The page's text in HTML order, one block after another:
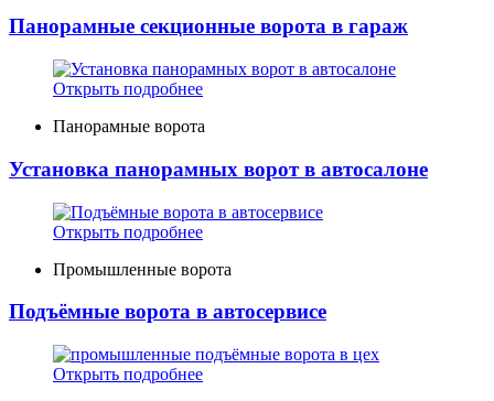
Панорамные секционные ворота в гараж
Открыть подробнее
Панорамные ворота
Установка панорамных ворот в автосалоне
Открыть подробнее
Промышленные ворота
Подъёмные ворота в автосервисе
Открыть подробнее